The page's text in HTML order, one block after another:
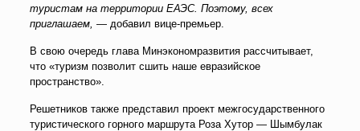
туристам на территории ЕАЭС. Поэтому, всех
приглашаем, — добавил вице-премьер.
В свою очередь глава Минэкономразвития рассчитывает,
что «туризм позволит сшить наше евразийское
пространство».
Решетников также представил проект межгосударственного
туристического горного маршрута Роза Хутор — Шымбулак